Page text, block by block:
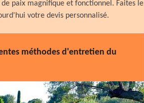
paix magnifique et fonctionnel. Faites le
votre devis personnalisé.
méthodes d'entretien du